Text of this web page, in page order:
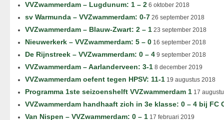
VVZwammerdam – Lugdunum: 1 – 2 6 oktober 2018
sv Warmunda – VVZwammerdam: 0-7 26 september 2018
VVZwammerdam – Blauw-Zwart: 2 – 1 23 september 2018
Nieuwerkerk – VVZwammerdam: 5 – 0 16 september 2018
De Rijnstreek – VVZwammerdam: 0 – 4 9 september 2018
VVZwammerdam – Aarlanderveen: 3-1 8 december 2019
VVZwammerdam oefent tegen HPSV: 11-1 19 augustus 2018
Programma 1ste seizoenshelft VVZwammerdam 1 17
VVZwammerdam handhaaft zich in 3e klasse: 0 – 4 bij FC
Van Nispen – VVZwammerdam: 0 – 1 17 februari 2019